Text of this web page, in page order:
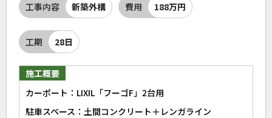
工事内容 新築外構 費用 188万円
工期 28日
施工概要
カーポート：LIXIL「フーゴF」2台用
駐車スペース：土間コンクリート＋レンガライン